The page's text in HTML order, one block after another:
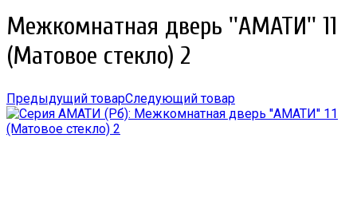
Межкомнатная дверь ''АМАТИ'' 11
(Матовое стекло) 2
Предыдущий товарСледующий товар